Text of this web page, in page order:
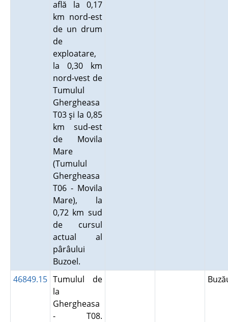
află la 0,17
km nord-est
de un drum
de
exploatare,
la 0,30 km
nord-vest de
Tumulul
Ghergheasa
T03 şi la 0,85
km sud-est
de Movila
Mare
(Tumulul
Ghergheasa
T06 - Movila
Mare), la
0,72 km sud
de cursul
actual al
pârâului
Buzoel.
46849.15 Tumulul de
la
Ghergheasa
- T08.